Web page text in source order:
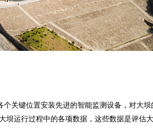
关键位置安装先进的智能监测设备，对大
运行过程中的各项数据，这些数据是评估